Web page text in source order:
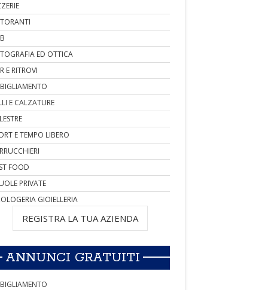
ED OTTICA
E RITROVI
E CALZATURE
E TEMPO LIBERO
FOOD
PRIVATE
GIOIELLERIA
REGISTRA LA TUA AZIENDA
ANNUNCI GRATUITI